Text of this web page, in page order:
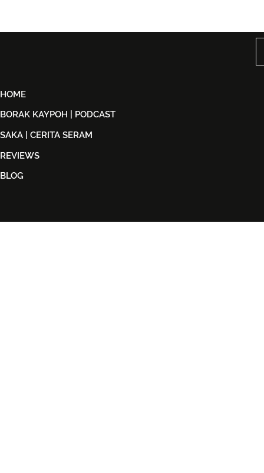
Dijual
HOME
BORAK KAYPOH | PODCAST
SAKA | CERITA SERAM
REVIEWS
BLOG